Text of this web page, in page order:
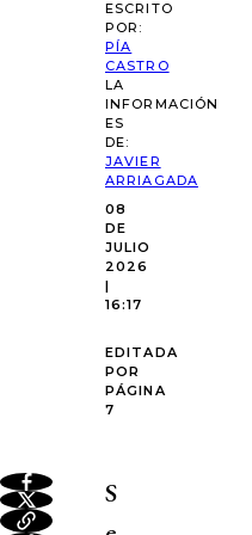
ESCRITO
POR:
PÍA
CASTRO
LA
INFORMACIÓN
ES
DE:
JAVIER
ARRIAGADA
08
DE
JULIO
2026
|
16:17
EDITADA
POR
PÁGINA
7
S